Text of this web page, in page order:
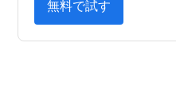
無料で試す